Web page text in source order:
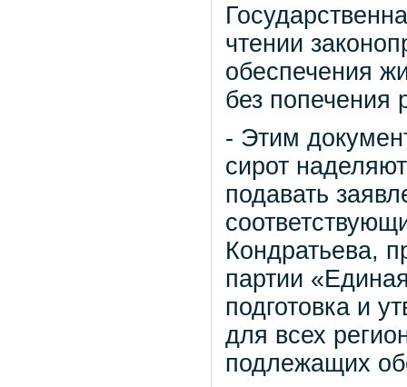
чтении
обеспечения
без попечения
- Этим
сирот
подавать
Кондратьева,
партии
подготовка и
для всех
подлежащих